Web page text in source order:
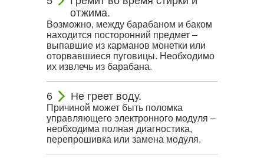
отжима.
Возможно, между барабаном и баком
находится посторонний предмет –
выпавшие из карманов монетки или
оторвавшиеся пуговицы. Необходимо
их извлечь из барабана.
Не греет воду.
Причиной может быть поломка
управляющего электронного модуля –
необходима полная диагностика,
перепрошивка или замена модуля.